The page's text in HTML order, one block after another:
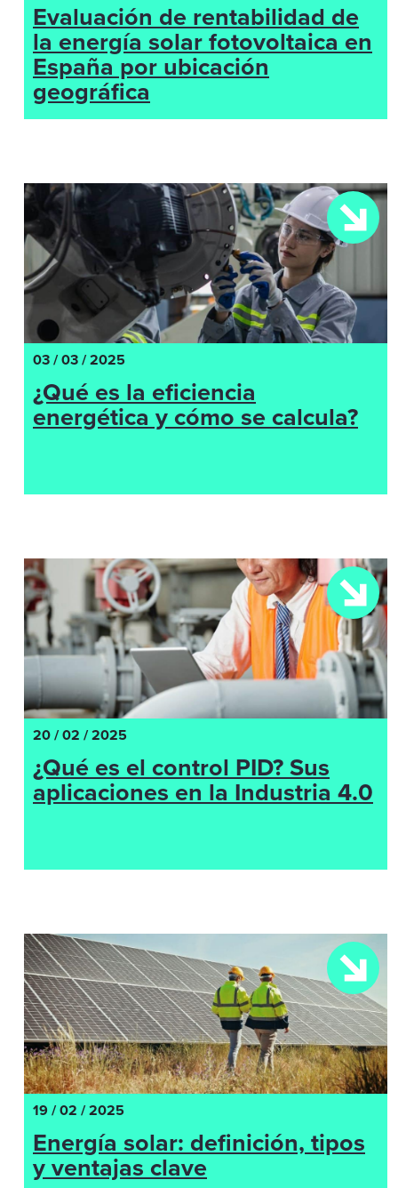
Evaluación de rentabilidad de
la energía solar fotovoltaica en
España por ubicación
geográfica
03 / 03 / 2025
¿Qué es la eficiencia
energética y cómo se calcula?
20 / 02 / 2025
¿Qué es el control PID? Sus
aplicaciones en la Industria 4.0
19 / 02 / 2025
Energía solar: definición, tipos
y ventajas clave